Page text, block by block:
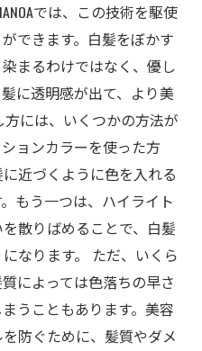
では、この技術を駆使
できます。白髪をぼかす
まるわけではなく、優し
に透明感が出て、より美
には、いくつかの方法が
ョンカラーを使った方
近づくように色を入れる
もう一つは、ハイライト
散りばめることで、白髪
なります。 ただ、いくら
によっては色落ちの早さ
うこともあります。美容
防ぐために、髪質やダメ